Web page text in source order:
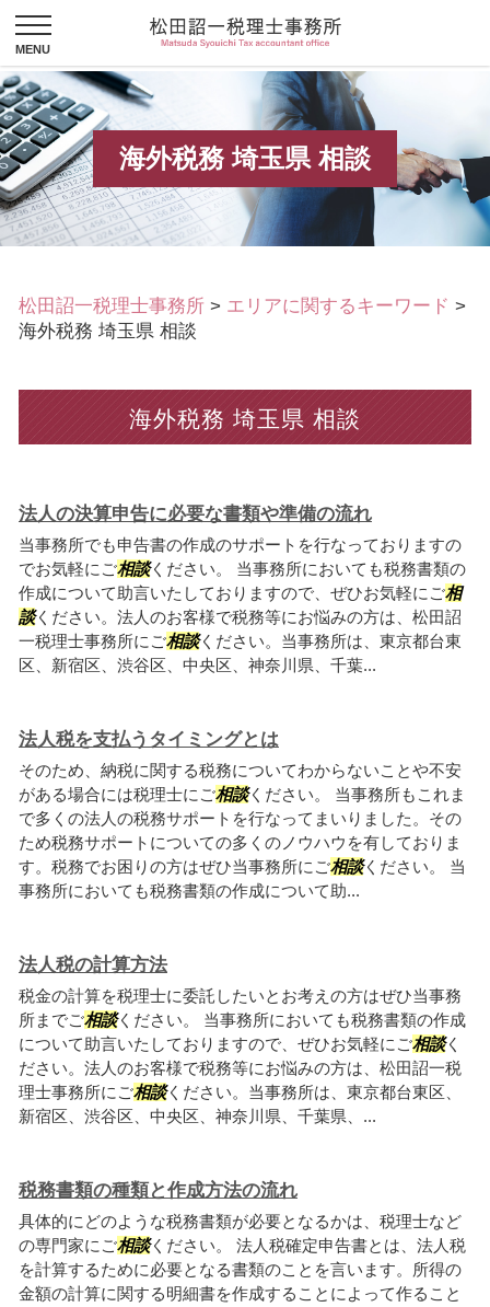
海外税務 埼玉県 相談
松田詔一税理士事務所 > エリアに関するキーワード >
海外税務 埼玉県 相談
海外税務 埼玉県 相談
法人の決算申告に必要な書類や準備の流れ
当事務所でも申告書の作成のサポートを行なっておりますの
でお気軽にご相談ください。 当事務所においても税務書類の
作成について助言いたしておりますので、ぜひお気軽にご相
談ください。法人のお客様で税務等にお悩みの方は、松田詔
一税理士事務所にご相談ください。当事務所は、東京都台東
区、新宿区、渋谷区、中央区、神奈川県、千葉...
法人税を支払うタイミングとは
そのため、納税に関する税務についてわからないことや不安
がある場合には税理士にご相談ください。 当事務所もこれま
で多くの法人の税務サポートを行なってまいりました。その
ため税務サポートについての多くのノウハウを有しておりま
す。税務でお困りの方はぜひ当事務所にご相談ください。 当
事務所においても税務書類の作成について助...
法人税の計算方法
税金の計算を税理士に委託したいとお考えの方はぜひ当事務
所までご相談ください。 当事務所においても税務書類の作成
について助言いたしておりますので、ぜひお気軽にご相談く
ださい。法人のお客様で税務等にお悩みの方は、松田詔一税
理士事務所にご相談ください。当事務所は、東京都台東区、
新宿区、渋谷区、中央区、神奈川県、千葉県、...
税務書類の種類と作成方法の流れ
具体的にどのような税務書類が必要となるかは、税理士など
の専門家にご相談ください。 法人税確定申告書とは、法人税
を計算するために必要となる書類のことを言います。所得の
金額の計算に関する明細書を作成することによって作ること